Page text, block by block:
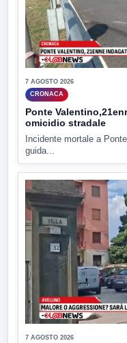
7 AGOSTO 2026
CRONACA
Ponte
omicidio stradale
Incidente mortale a
guida...
7 AGOSTO 2026